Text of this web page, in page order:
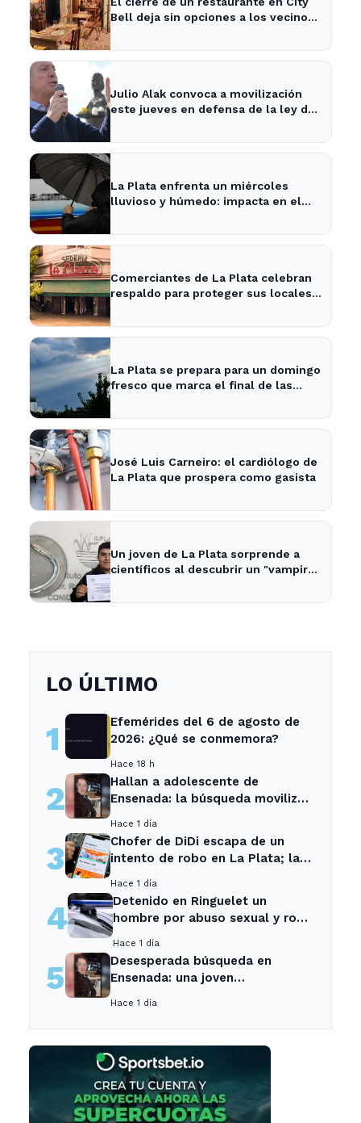
Bell deja sin opciones a los vecinos
Julio Alak convoca a movilización
este jueves en defensa de la ley de
La Plata enfrenta un miércoles
lluvioso y húmedo: impacta en el
Comerciantes de La Plata celebran
respaldo para proteger sus locales
La Plata se prepara para un domingo
fresco que marca el final de las
José Luis Carneiro: el cardiólogo de
La Plata que prospera como gasista
Un joven de La Plata sorprende a
científicos al descubrir un "vampiro
LO ÚLTIMO
1
Efemérides del 6 de agosto de
2026: ¿Qué se conmemora?
Hace 18 h
2
Hallan a adolescente de
Ensenada: la búsqueda movilizó
Hace 1 día
3
Chofer de DiDi escapa de un
intento de robo en La Plata; la
Hace 1 día
4
Detenido en Ringuelet un
hombre por abuso sexual y robo
Hace 1 día
5
Desesperada búsqueda en
Ensenada: una joven
Hace 1 día